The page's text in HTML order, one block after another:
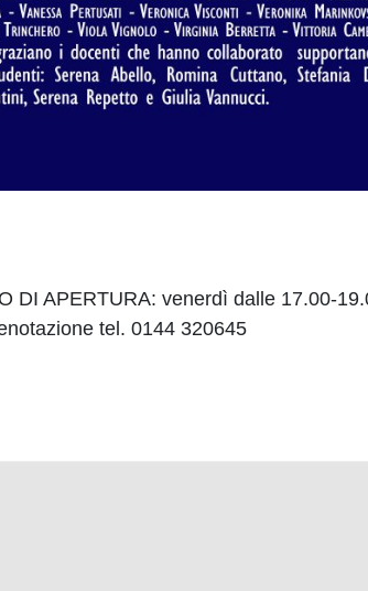
DI APERTURA: venerdì dalle 17.00-
tel. 0144 320645